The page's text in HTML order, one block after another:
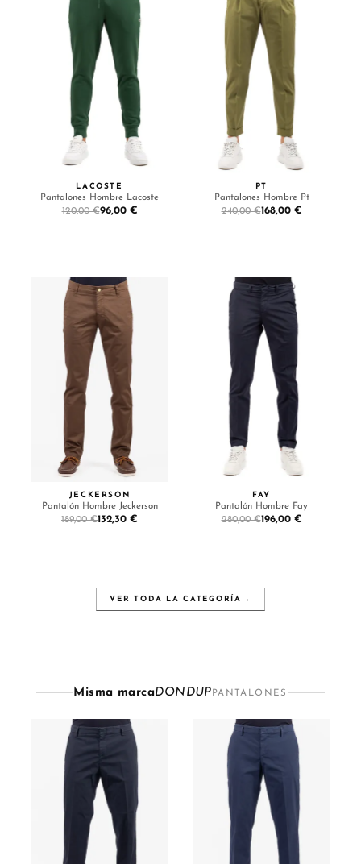
LACOSTE
Pantalones Hombre Lacoste
120,00 €96,00 €
PT
Pantalones Hombre Pt
240,00 €168,00 €
JECKERSON
Pantalón Hombre Jeckerson
189,00 €132,30 €
FAY
Pantalón Hombre Fay
280,00 €196,00 €
VER TODA LA CATEGORÍA →
Misma marcaDONDUP PANTALONES